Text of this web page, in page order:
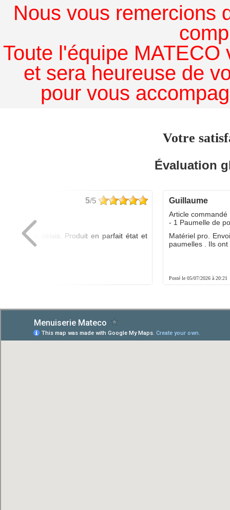
Nous vous remercions
Toute l'équipe
et sera heureuse de
pour vous
Votre
Évaluation
5/5
dans les délais. Produit en parfait état et
guillaume
Posté le 05/07/2026 à 20:21
Article commandé
- 1 Paumelle de
Matériel pro.
paumelles . Ils ont